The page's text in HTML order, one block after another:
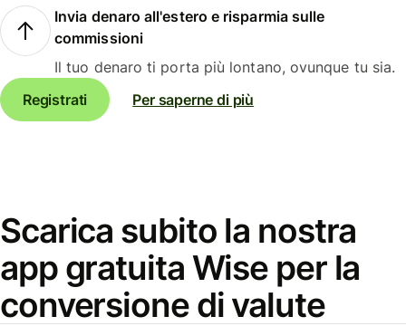
Invia denaro all'estero e risparmia sulle
commissioni
Il tuo denaro ti porta più lontano, ovunque tu sia.
Registrati
Per saperne di più
Scarica subito la nostra
app gratuita Wise per la
conversione di valute